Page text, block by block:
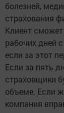
болезней,
страхования
Клиент сможет
рабочих дней
если за этот
Если за пять
страховщики
объеме. Если
компания